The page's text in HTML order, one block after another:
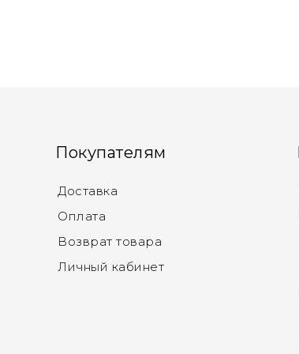
Покупателям
Доставка
Оплата
Возврат товара
Личный кабинет